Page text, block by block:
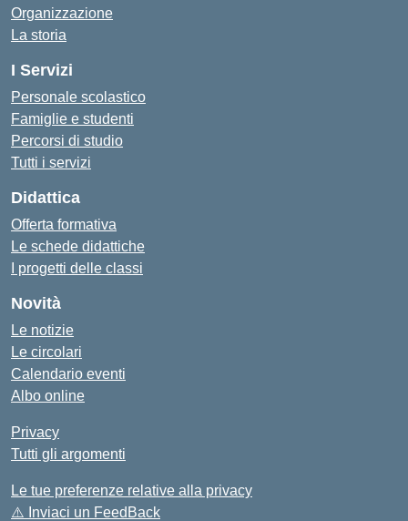
Organizzazione
La storia
I Servizi
Personale scolastico
Famiglie e studenti
Percorsi di studio
Tutti i servizi
Didattica
Offerta formativa
Le schede didattiche
I progetti delle classi
Novità
Le notizie
Le circolari
Calendario eventi
Albo online
Privacy
Tutti gli argomenti
Le tue preferenze relative alla privacy
⚠️ Inviaci un FeedBack